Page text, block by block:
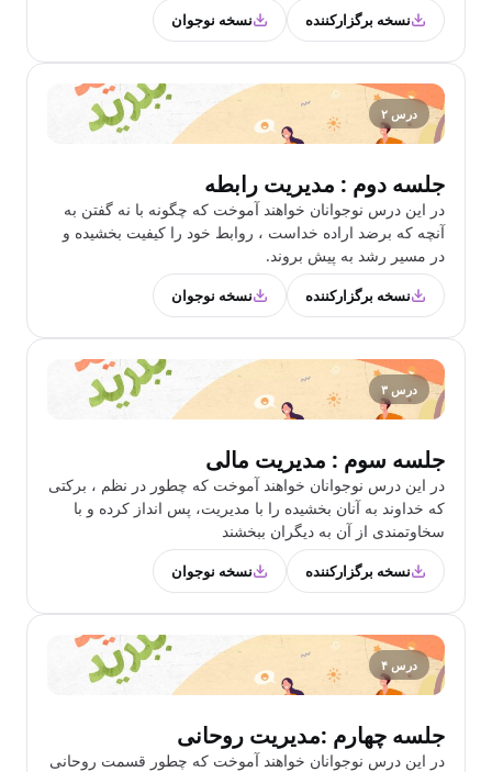
نسخه برگزارکننده نسخه نوجوان
درس ۲
جلسه دوم : مدیریت رابطه
در این درس نوجوانان خواهند آموخت که چگونه با نه گفتن به
آنچه که برضد اراده خداست ، روابط خود را کیفیت بخشیده و
در مسیر رشد به پیش بروند.
نسخه برگزارکننده نسخه نوجوان
درس ۳
جلسه سوم : مدیریت مالی
در این درس نوجوانان خواهند آموخت که چطور در نظم ، برکتی
که خداوند به آنان بخشیده را با مدیریت، پس انداز کرده و با
سخاوتمندی از آن به دیگران ببخشند
نسخه برگزارکننده نسخه نوجوان
درس ۴
جلسه چهارم :مدیریت روحانی
در این درس نوجوانان خواهند آموخت که چطور قسمت روحانی